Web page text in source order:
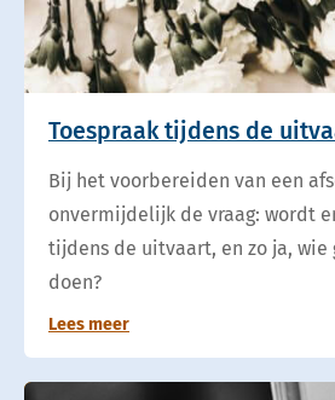
Toespraak tijdens de
Bij het voorbereiden van een
onvermijdelijk de vraag: wordt
tijdens de uitvaart, en zo ja, wie
doen?
Lees meer